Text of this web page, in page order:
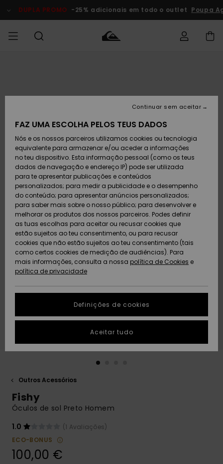
do
DUPLA PROMO -25% adicionais em todo o outlet Poupa
Calçado e
chinelos
Surfe/água
Snow
Artigos
recém-
chegados
Coleções
MENINO
Calçado e
chinelos
Surfe/água
Neve
Artigos
recém-
chegados
Highlights
MULHER
chegados
Highlights
Snow
SURF
Crianças
Highlights
Community
SNOW
Artigos
Criança
Snow Shop
Feminino
Highlights
Community
DUPLA
PROMO
Criança
Outlet
Mulher
AJUDA
Devoluções
Pagamento
Cartão
presente
Quiksilver
Freedom
Protecção de
dados
Guia de
tamanhos
conversa para
obteres a
resposta mais
rápida à tua
respostas
para as
SUSTAINABILITY
PRESENTE
DESEJO
Outros Acessórios
Fishy
Óculos de sol Preto Homem
1.0
(1 Avaliações)
ECO-BONUS
100,00 €
FAZ UMA ESCOLHA PELOS TEUS DADOS
Nós e os nossos parceiros utilizamos cookies ou tecnologia
equivalente para armazenar e/ou aceder a informações
no teu dispositivo. Esta informação pessoal (como os teus
dados de navegação e endereço IP) pode ser utilizada
para te apresentar publicações e conteúdos
personalizados; para medir a publicidade e o desempenho
do conteúdo; para apresentar anúncios personalizados;
para saber mais sobre o nosso público; para desenvolver e
melhorar os produtos dos nossos parceiros. Podes definir
as tuas escolhas para aceitar ou recusar cookies que
estão sujeitos ao teu consentimento, ou para recusar
cookies que não estão sujeitos ao teu consentimento (tais
como certos cookies de medição de audiências). Para
mais informações, consulta a nossa política de Cookies e
política de privacidade
Definições de cookies
Continuar sem aceitar
Aceitar tudo